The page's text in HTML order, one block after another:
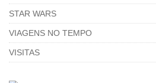
STAR WARS
VIAGENS NO TEMPO
VISITAS